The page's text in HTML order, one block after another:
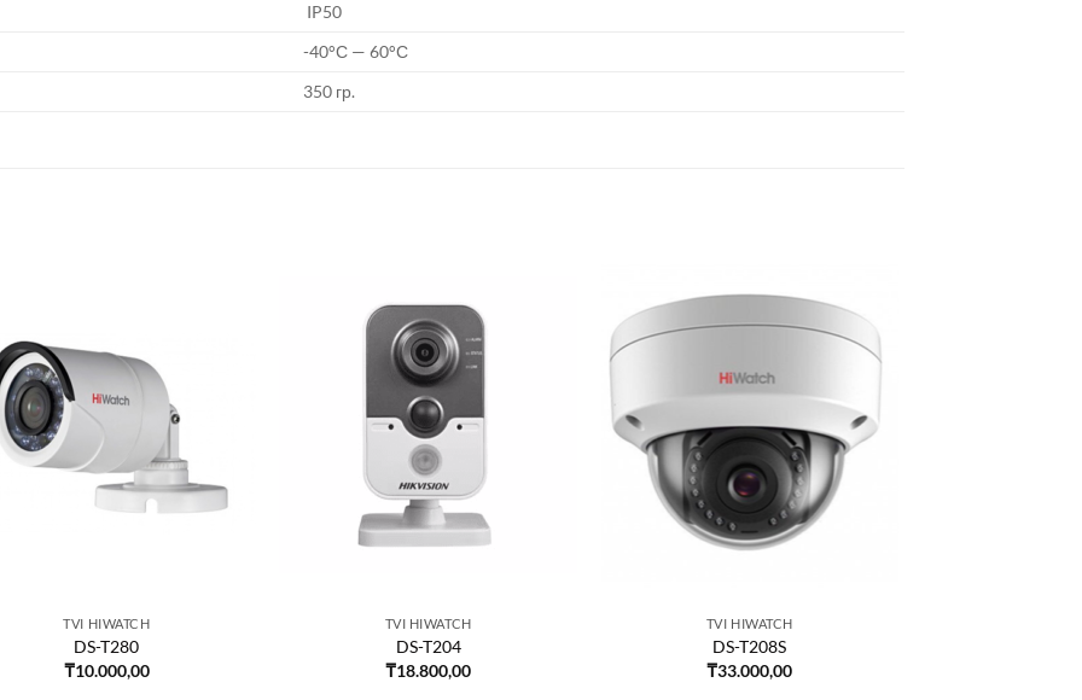
IP50
-40°С — 60°С
350 гр.
TVI HIWATCH
DS-T280
₸10.000,00
TVI HIWATCH
DS-T204
₸18.800,00
TVI HIWATCH
DS-T208S
₸33.000,00